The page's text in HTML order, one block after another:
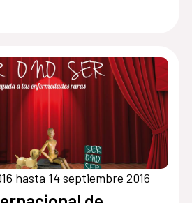
hasta 14 septiembre 2016